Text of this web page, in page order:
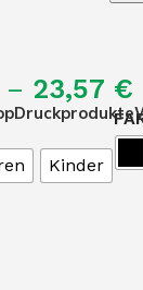
Druckprodukte
– 23,57 €
Kinder